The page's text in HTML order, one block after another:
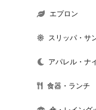
エプロン
スリッパ・サ
アパレル・ナ
食器・ランチ